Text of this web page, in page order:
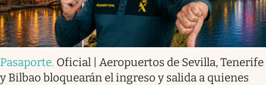
Pasaporte. Oficial | Aeropuertos de Sevilla, Tenerife
y Bilbao bloquearán el ingreso y salida a quienes